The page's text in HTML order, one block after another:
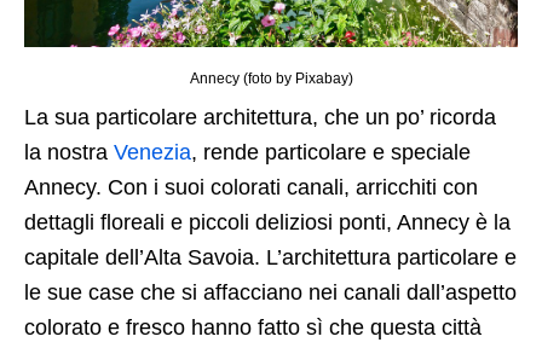
Annecy (foto by Pixabay)
La sua particolare architettura, che un po’ ricorda
la nostra Venezia, rende particolare e speciale
Annecy. Con i suoi colorati canali, arricchiti con
dettagli floreali e piccoli deliziosi ponti, Annecy è la
capitale dell’Alta Savoia. L’architettura particolare e
le sue case che si affacciano nei canali dall’aspetto
colorato e fresco hanno fatto sì che questa città